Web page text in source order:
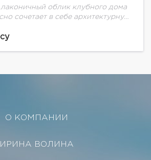
облик клубного дома
сочетает в себе архитектурную
художественной
О КОМПАНИИ
ИРИНА ВОЛИНА